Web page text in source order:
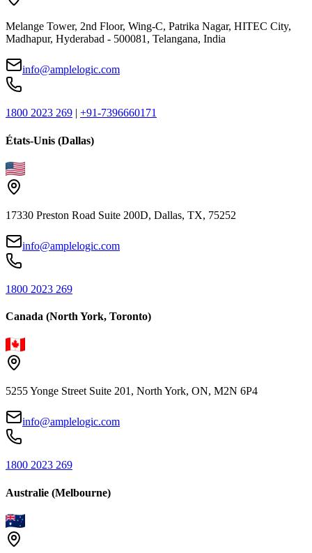
Melange Tower, 2nd Floor, Wing-C, Patrika Nagar, HITEC City,
Madhapur, Hyderabad - 500081, Telangana, India
info@amplelogic.com
1800 2023 269 | +91-7396660171
États-Unis (Dallas)
17330 Preston Road Suite 200D, Dallas, TX, 75252
info@amplelogic.com
1800 2023 269
Canada (North York, Toronto)
5255 Yonge Street Suite 201, North York, ON, M2N 6P4
info@amplelogic.com
1800 2023 269
Australie (Melbourne)